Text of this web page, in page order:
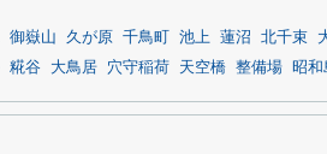
御嶽山 久が原 千鳥町 池上 蓮沼 北千束
糀谷 大鳥居 穴守稲荷 天空橋 整備場 昭和